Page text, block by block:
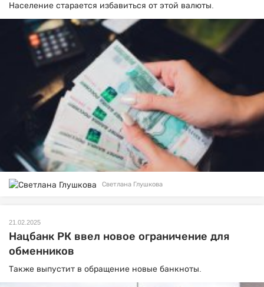
Население старается избавиться от этой валюты.
Светлана Глушкова
21.02.2025
Нацбанк РК ввел новое ограничение для
обменников
Также выпустит в обращение новые банкноты.